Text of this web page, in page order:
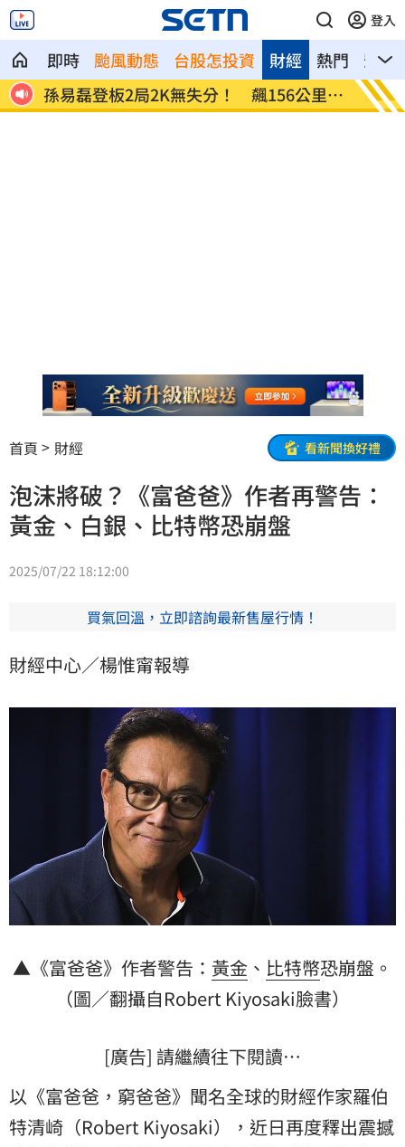
登入
即時 颱風動態 台股怎投資 熱門 影音
財經
孫易磊登板2局2K無失分！ 飆156公里火
球
直擊
嗨翻
首頁 財經 看新聞換好禮
泡沫將破？《富爸爸》作者再警告：
黃金、白銀、比特幣恐崩盤
2025/07/22 18:12:00
買氣回溫，立即諮詢最新售屋行情！
財經中心／楊惟甯報導
▲《富爸爸》作者警告： 黃金 、 比特幣恐崩盤。
（圖／翻攝自Robert Kiyosaki臉書）
[廣告] 請繼續往下閱讀…
以《富爸爸，窮爸爸》聞名全球的財經作家羅伯
特清崎 （Robert Kiyosaki），近日再度釋出震撼